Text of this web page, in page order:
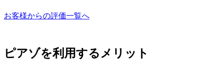
お客様からの評価一覧へ
ピアゾを利用するメリット